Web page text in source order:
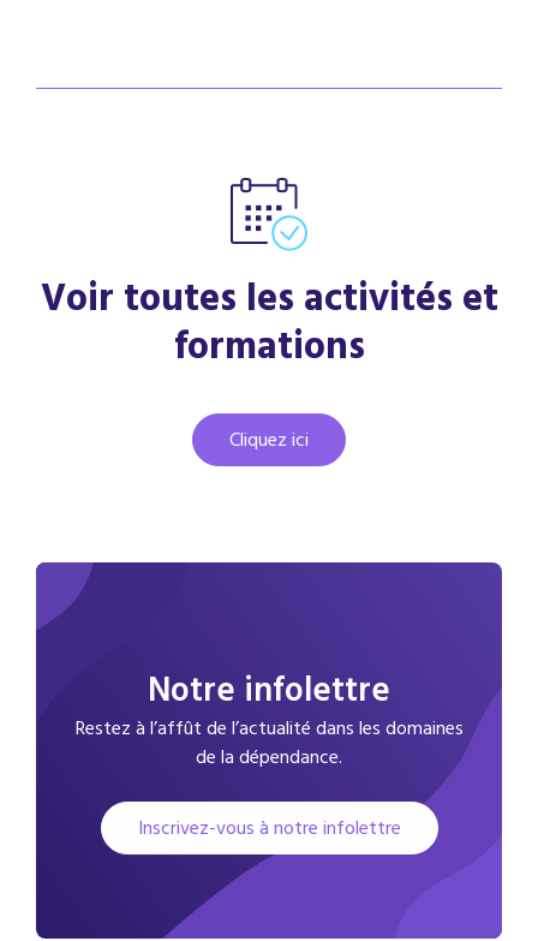
Voir toutes les activités et
formations
Cliquez ici
Notre infolettre
Restez à l’affût de l’actualité dans les domaines
de la dépendance.
Inscrivez-vous à notre infolettre